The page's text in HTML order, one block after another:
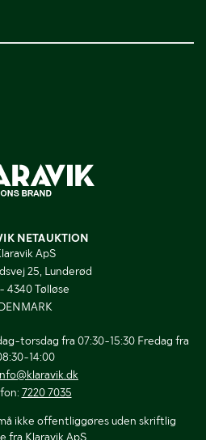
NETAUKTION
ApS
25, Lunderød
4340 Tølløse
torsdag fra 07:30-15:30 Fredag fra
14:00
7220 7035
ikke offentliggøres uden skriftlig
fra Klaravik ApS.